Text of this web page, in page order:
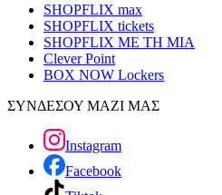
SHOPFLIX max
SHOPFLIX tickets
SHOPFLIX ΜΕ ΤΗ ΜΙΑ
Clever Point
BOX NOW Lockers
ΣΥΝΔΕΣΟΥ ΜΑΖΙ ΜΑΣ
Instagram
Facebook